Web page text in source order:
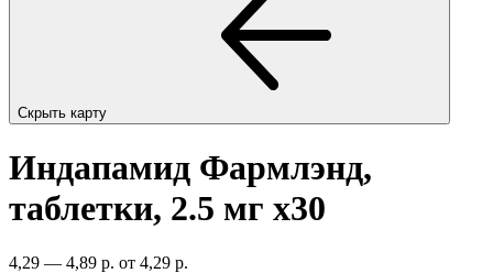
Скрыть карту
Индапамид Фармлэнд,
таблетки, 2.5 мг x30
4,29 — 4,89 р. от 4,29 р.